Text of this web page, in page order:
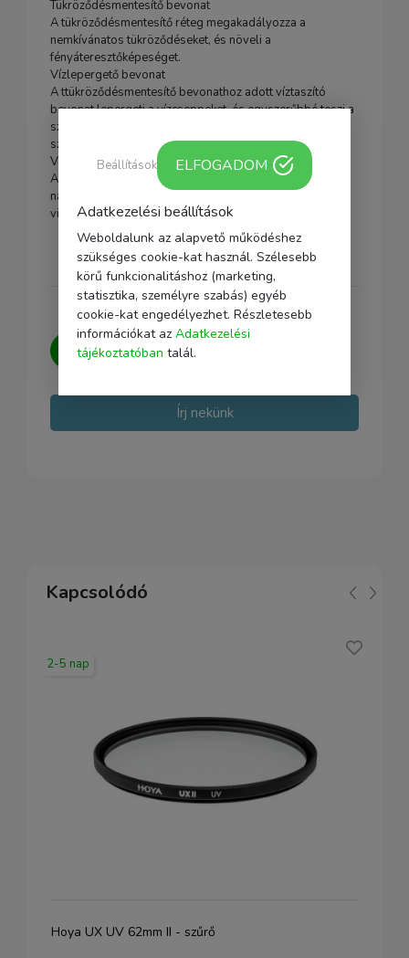
Tükröződésmentesítő bevonat
A tükröződésmentesítő réteg megakadályozza a
nemkívánatos tükröződéseket, és növeli a
fényáteresztőképeséget.
Vízlepergető bevonat
A ttükröződésmentesítő bevonathoz adott víztaszító
bevonat lepergeti a vízcseppeket, és egyszerűbbé teszi a
szűrő felületének megtisztítását a por- és egyéb
szennyeződésektől, pl. ujjlenyomattól.
Vékony szűrőfoglalat
A vékony szűrőfoglalat biztosítja, hogy még
nagylátószögű objektívek esetén se következzen be
vinnyettálás.
Kérdésed van?Írj nekünk, igyekszünk
minden kérdésedre választ adni.
Írj nekünk
Kapcsolódó
2-5 nap
Hoya UX UV 62mm II - szűrő
Adatkezelési beállítások
Weboldalunk az alapvető működéshez
szükséges cookie-kat használ. Szélesebb
körű funkcionalitáshoz (marketing,
statisztika, személyre szabás) egyéb
cookie-kat engedélyezhet. Részletesebb
információkat az Adatkezelési
tájékoztatóban talál.
Beállítások ELFOGADOM